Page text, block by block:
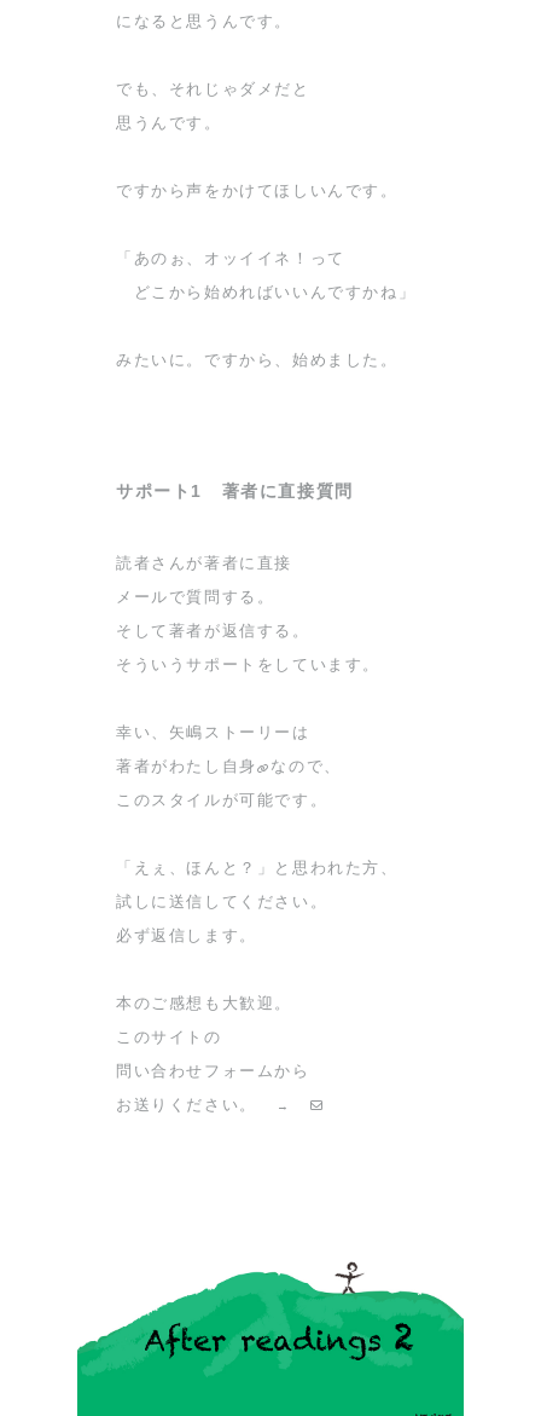
になると思うんです。
でも、それじゃダメだと
思うんです。
ですから声をかけてほしいんです。
「あのぉ、オッイイネ！って
どこから始めればいいんですかね」
みたいに。ですから、始めました。
サポート1 著者に直接質問
読者さんが著者に直接
メールで質問する。
そして著者が返信する。
そういうサポートをしています。
幸い、矢嶋ストーリーは
著者がわたし自身
なので、
このスタイルが可能です。
「えぇ、ほんと？」と思われた方、
試しに送信してください。
必ず返信します。
本のご感想も大歓迎。
このサイトの
問い合わせフォームから
お送りください。
→